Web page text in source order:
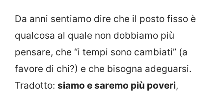
Da anni sentiamo dire che il posto fisso è
qualcosa al quale non dobbiamo più
pensare, che “i tempi sono cambiati” (a
favore di chi?) e che bisogna adeguarsi.
Tradotto: siamo e saremo più poveri,